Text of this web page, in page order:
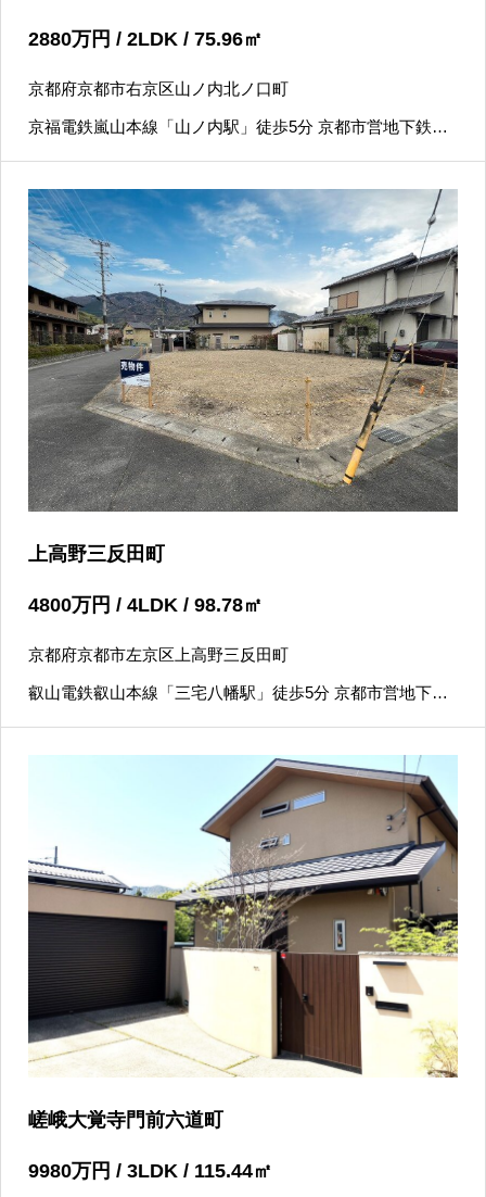
2880万円 / 2LDK / 75.96㎡
京都府京都市右京区山ノ内北ノ口町
京福電鉄嵐山本線「山ノ内駅」徒歩5分 京都市営地下鉄東
上高野三反田町
4800万円 / 4LDK / 98.78㎡
京都府京都市左京区上高野三反田町
叡山電鉄叡山本線「三宅八幡駅」徒歩5分 京都市営地下鉄
嵯峨大覚寺門前六道町
9980万円 / 3LDK / 115.44㎡